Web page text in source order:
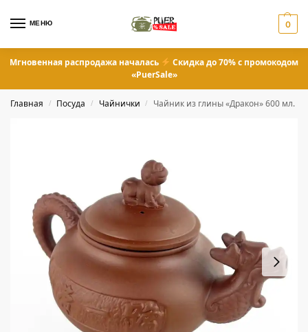
МЕНЮ 0
Мгновенная распродажа началась
Скидка до 70% с промокодом
«PuerSale»
Главная / Посуда / Чайнички / Чайник из глины «Дракон» 600 мл.